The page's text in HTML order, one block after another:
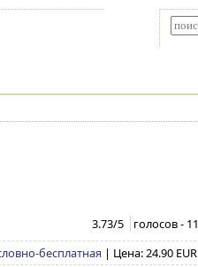
3.73/5 голосов - 11
бесплатная | Цена: 24.90 EUR